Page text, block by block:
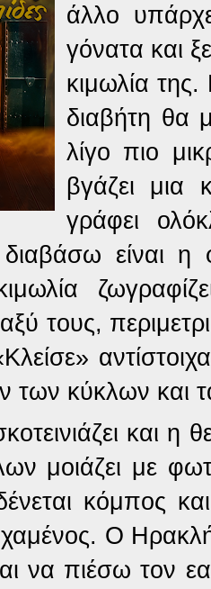
άλλο
γόνατα και
κιμωλία
διαβήτη θα
λίγο πιο
βγάζει μια
γράφει
είναι
τους,
των κύκλων και
και η
μοιάζει με
κόμπος
Ο
να πιέσω τον